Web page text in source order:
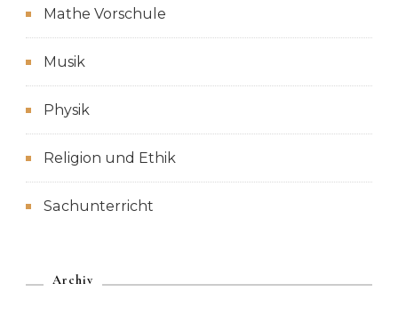
Mathe Vorschule
Musik
Physik
Religion und Ethik
Sachunterricht
Archiv